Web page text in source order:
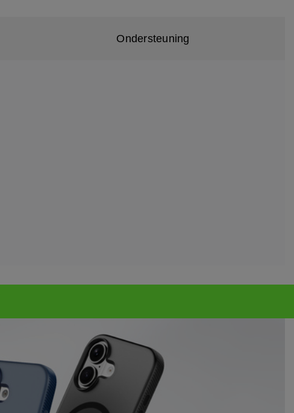
Ondersteuning